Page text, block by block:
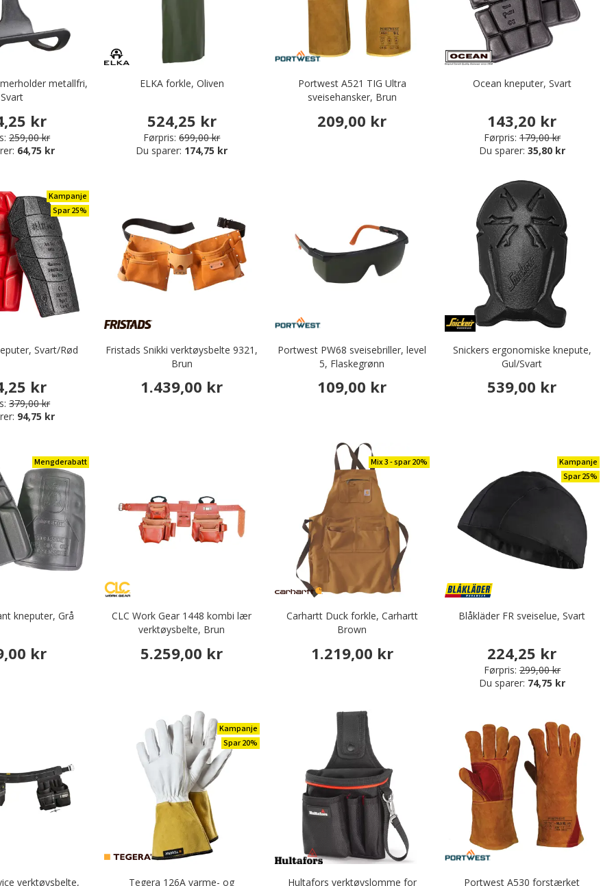
metallfri,
Svart
kr
259,00 kr
64,75 kr
ELKA forkle, Oliven
524,25 kr
Førpris: 699,00 kr
Du sparer: 174,75 kr
Portwest A521 TIG Ultra
sveisehansker, Brun
209,00 kr
Ocean kneputer, Svart
143,20 kr
Førpris: 179,00 kr
Du sparer: 35,80 kr
Kampanje
Spar 25%
Svart/Rød
kr
379,00 kr
94,75 kr
Fristads Snikki verktøysbelte 9321,
Brun
1.439,00 kr
Portwest PW68 sveisebriller, level
5, Flaskegrønn
109,00 kr
Snickers ergonomiske knepute,
Gul/Svart
539,00 kr
Mengderabatt
kneputer, Grå
kr
CLC Work Gear 1448 kombi lær
verktøysbelte, Brun
5.259,00 kr
Mix 3 - spar 20%
Carhartt Duck forkle, Carhartt
Brown
1.219,00 kr
Kampanje
Spar 25%
Blåkläder FR sveiselue, Svart
224,25 kr
Førpris: 299,00 kr
Du sparer: 74,75 kr
verktøysbelte,
Kampanje
Spar 20%
Tegera 126A varme- og Hultafors verktøyslomme for Portwest A530 forstærket